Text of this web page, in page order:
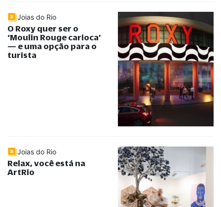
Joias do Rio
O Roxy quer ser o
‘Moulin Rouge carioca’
— e uma opção para o
turista
Joias do Rio
Relax, você está na
ArtRio